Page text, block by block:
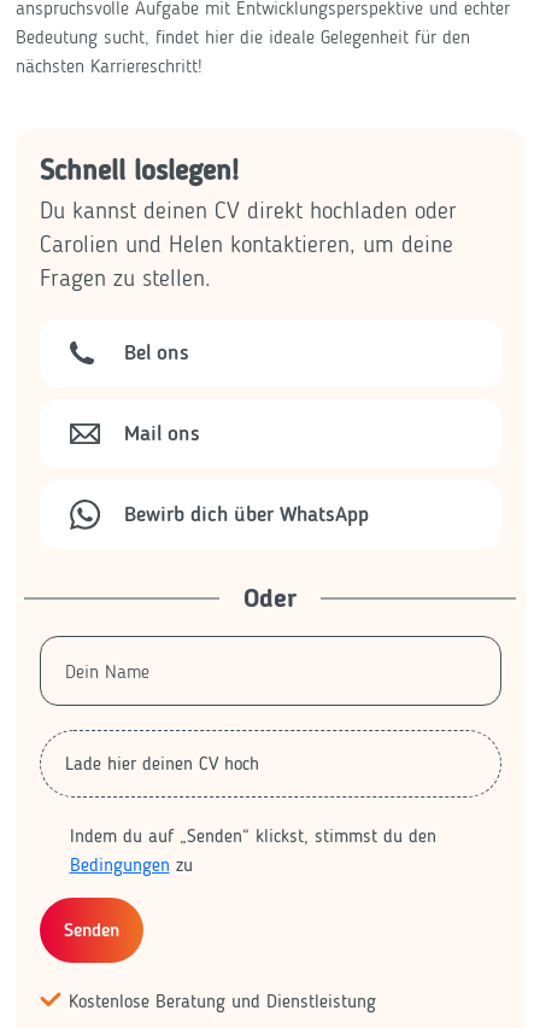
anspruchsvolle Aufgabe mit Entwicklungsperspektive und echter
Bedeutung sucht, findet hier die ideale Gelegenheit für den
nächsten Karriereschritt!
Schnell loslegen!
Du kannst deinen CV direkt hochladen oder
Carolien und Helen kontaktieren, um deine
Fragen zu stellen.
Bel ons
Mail ons
Bewirb dich über WhatsApp
Oder
Lade hier deinen CV hoch
Indem du auf „Senden“ klickst, stimmst du den
Bedingungen zu
Senden
Kostenlose Beratung und Dienstleistung